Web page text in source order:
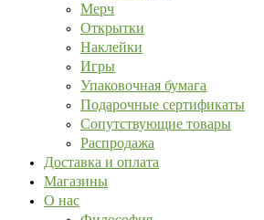
Мерч
Открытки
Наклейки
Игры
Упаковочная бумага
Подарочные сертификаты
Сопутствующие товары
Распродажа
Доставка и оплата
Магазины
О нас